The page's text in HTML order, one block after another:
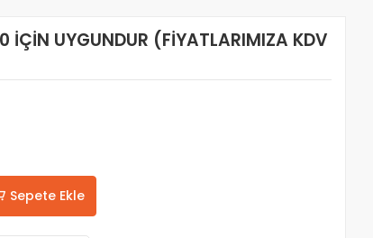
İÇİN UYGUNDUR (FİYATLARIMIZA KDV
Sepete Ekle